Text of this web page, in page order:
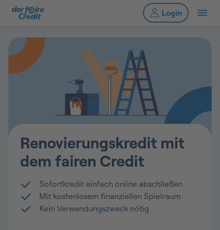
Renovierungskredit mit
dem fairen Credit
Sofortkredit einfach online abschließen
Mit kostenlosem finanziellen Spielraum
Kein Verwendungszweck nötig